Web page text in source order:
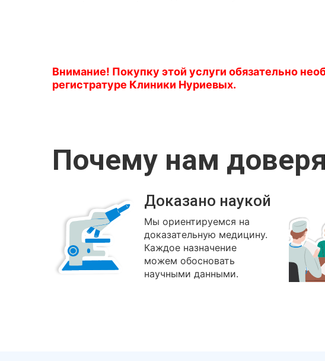
Внимание! Покупку этой услуги обязательно
регистратуре Клиники Нуриевых.
Почему нам
Доказано наукой
Мы ориентируемся на
доказательную медицину.
Каждое назначение
можем обосновать
научными данными.